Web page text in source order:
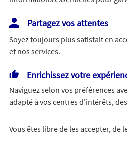
Répondez à quelques
vous aider à choisir les
Savez-vous de
vous avez besoin ?
Partagez vos attentes
Soyez toujours plus satisfait en
et nos services.
Enrichissez votre
Naviguez selon vos préférences
adapté à vos centres d'intérêts,
Vous êtes libre de les accepter,